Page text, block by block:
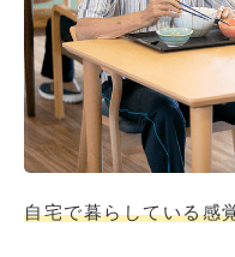
自宅で暮らしている感